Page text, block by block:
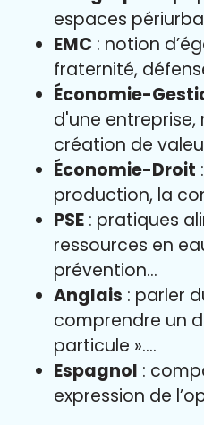
espaces
EMC : notion
fraternité,
Économie-
d'une
création de
Économie-Droit
production, la
PSE : pratiques
ressources en
prévention…
Anglais : parler
comprendre un
particule »….
Espagnol :
expression de